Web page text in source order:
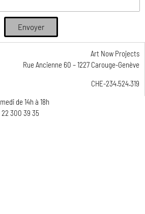
Envoyer
Alternative:
Art Now Projects
Rue Ancienne 60 – 1227 Carouge-Genève
CHE-234.524.319
de 14h à 18h
300 39 35